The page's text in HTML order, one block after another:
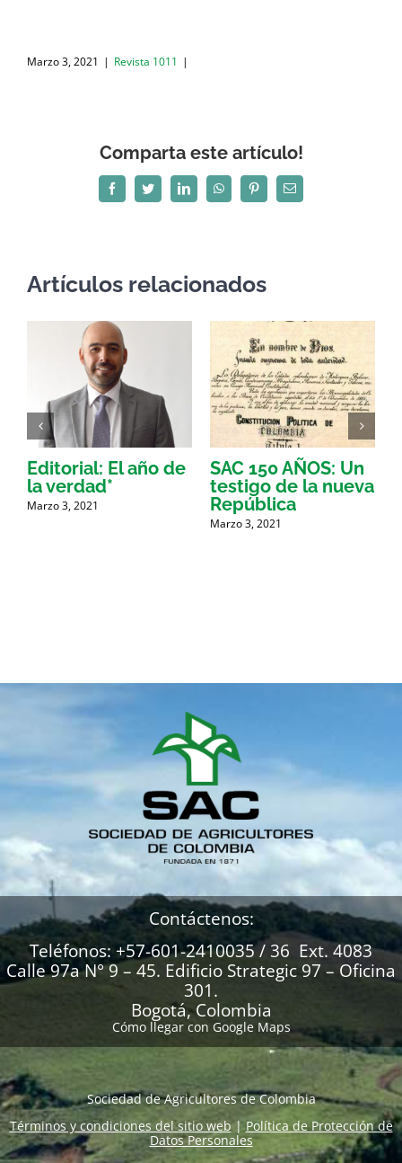
Marzo 3, 2021 | Revista 1011 |
Comparta este artículo!
FacebookTwitterLinkedInWhatsAppPinterestCorreo
electrónico
Artículos relacionados
Editorial: El año de
la verdad*
Marzo 3, 2021
SAC 150 AÑOS: Un
testigo de la nueva
República
Marzo 3, 2021
Contáctenos:
Teléfonos: +57-601-2410035 / 36 Ext. 4083
Calle 97a N° 9 – 45. Edificio Strategic 97 – Oficina
301.
Bogotá, Colombia
Cómo llegar con Google Maps
Sociedad de Agricultores de Colombia
Términos y condiciones del sitio web|Política de Protección de
Datos Personales